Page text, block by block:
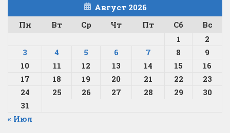
Август 2026
Пн
Вт Ср Чт Пт Сб
Вс
1
2
3
4 5 6 7 8
9
10
11 12 13 14 15
16
17
18 19 20 21 22
23
24
25 26 27 28 29
30
31
« Июл